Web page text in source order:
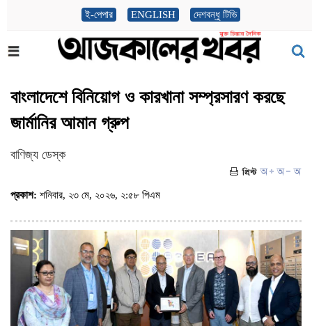
ই-পেপার ENGLISH দেশবন্ধু টিভি
বাংলাদেশে বিনিয়োগ ও কারখানা সম্প্রসারণ করছে
জার্মানির আমান গ্রুপ
বাণিজ্য ডেস্ক
প্রকাশ: শনিবার, ২৩ মে, ২০২৬, ২:৫৮ পিএম